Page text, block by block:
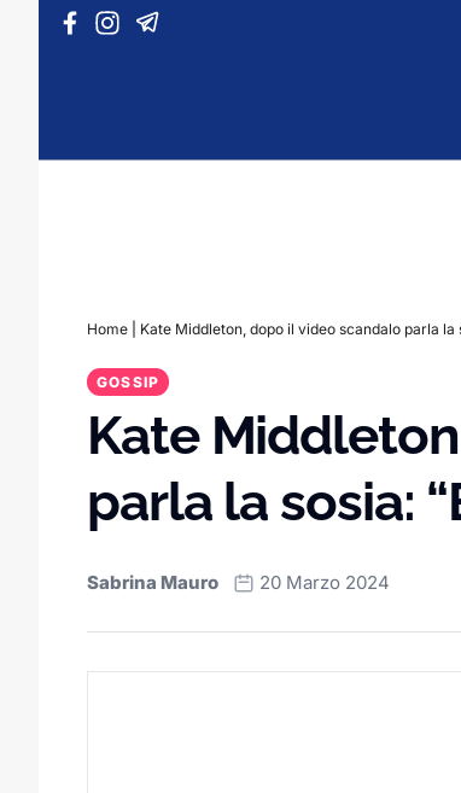
Vai al contenuto
Home Kate Middleton, dopo il video scandalo parla la
GOSSIP
Kate
parla la sosia:
Sabrina Mauro 20 Marzo 2024